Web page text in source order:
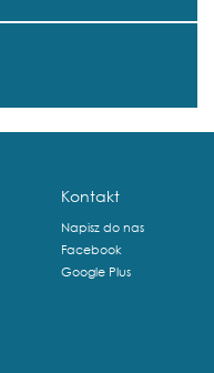
Kontakt
Napisz do nas
Facebook
Google Plus